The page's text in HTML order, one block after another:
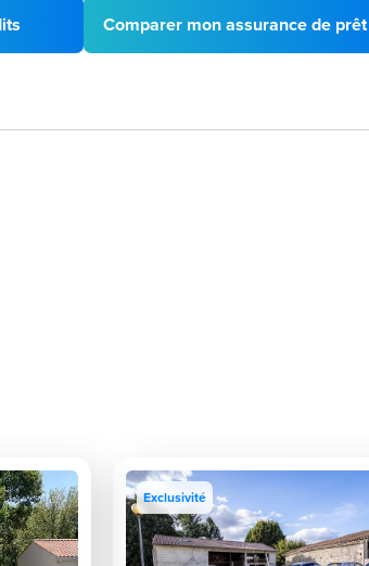
Comparer mon assurance de prêt
Exclusivité